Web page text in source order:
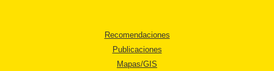
Recomendaciones
Publicaciones
Mapas/GIS